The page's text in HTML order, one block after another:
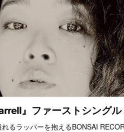
』ファーストシング
るラッパーを抱えるBONSAI